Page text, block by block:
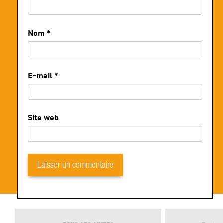
Nom *
E-mail *
Site web